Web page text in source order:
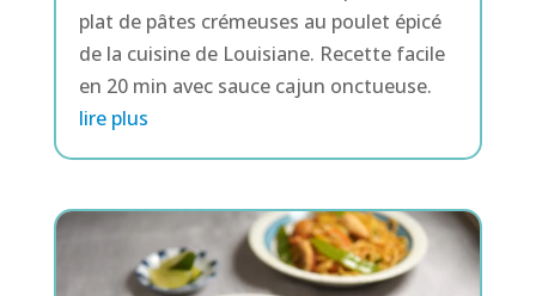
plat de pâtes crémeuses au poulet épicé
de la cuisine de Louisiane. Recette facile
en 20 min avec sauce cajun onctueuse.
lire plus